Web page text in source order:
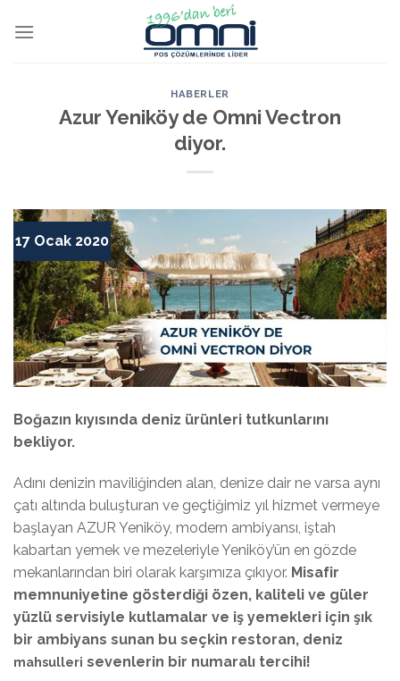
HABERLER
Azur Yeniköy de Omni Vectron
diyor.
17 Ocak 2020
Boğazın kıyısında deniz ürünleri tutkunlarını
bekliyor.
Adını denizin maviliğinden alan, denize dair ne varsa aynı
çatı altında buluşturan ve geçtiğimiz yıl hizmet vermeye
başlayan AZUR Yeniköy, modern ambiyansı, iştah
kabartan yemek ve mezeleriyle Yeniköy’ün en gözde
mekanlarından biri olarak karşımıza çıkıyor. Misafir
memnuniyetine gösterdiği özen, kaliteli ve güler
yüzlü servisiyle kutlamalar ve iş yemekleri için şık
bir ambiyans sunan bu seçkin restoran, deniz
mahsulleri sevenlerin bir numaralı tercihi!